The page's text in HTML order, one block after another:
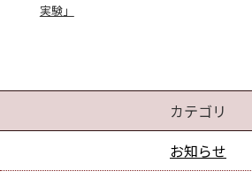
実験」
カテゴリ
お知らせ